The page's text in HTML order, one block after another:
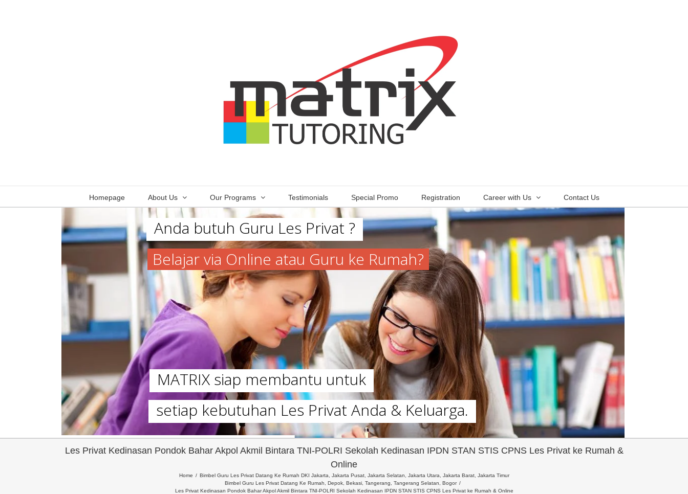
Homepage About Us Our Programs Testimonials Special Promo Registration Career with Us Contact Us
Anda butuh Guru Les Privat ?
Belajar via Online atau Guru ke Rumah?
MATRIX siap membantu untuk
setiap kebutuhan Les Privat Anda & Keluarga.
Les Privat Kedinasan Pondok Bahar Akpol Akmil Bintara TNI-POLRI Sekolah Kedinasan IPDN STAN STIS CPNS Les Privat ke Rumah &
Online
Home
Bimbel Guru Les Privat Datang Ke Rumah DKI Jakarta, Jakarta Pusat, Jakarta Selatan, Jakarta Utara, Jakarta Barat, Jakarta Timur
Bimbel Guru Les Privat Datang Ke Rumah, Depok, Bekasi, Tangerang, Tangerang Selatan, Bogor
Les Privat Kedinasan Pondok Bahar Akpol Akmil Bintara TNI-POLRI Sekolah Kedinasan IPDN STAN STIS CPNS Les Privat ke Rumah & Online